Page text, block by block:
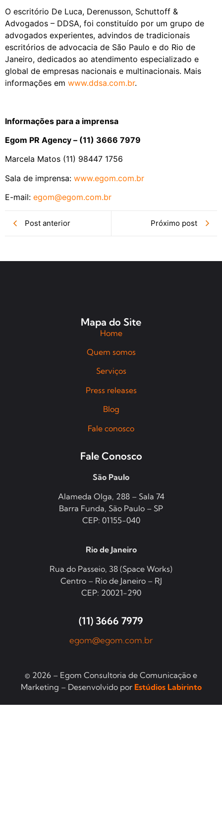
O escritório De Luca, Derenusson, Schuttoff &
Advogados – DDSA, foi constituído por um grupo de
advogados experientes, advindos de tradicionais
escritórios de advocacia de São Paulo e do Rio de
Janeiro, dedicados ao atendimento especializado e
global de empresas nacionais e multinacionais. Mais
informações em www.ddsa.com.br.
Informações para a imprensa
Egom PR Agency – (11) 3666 7979
Marcela Matos (11) 98447 1756
Sala de imprensa: www.egom.com.br
E-mail: egom@egom.com.br
Post anterior Próximo post
Mapa do Site
Home
Quem somos
Serviços
Press releases
Blog
Fale conosco
Fale Conosco
São Paulo
Alameda Olga, 288 – Sala 74
Barra Funda, São Paulo – SP
CEP: 01155-040
Rio de Janeiro
Rua do Passeio, 38 (Space Works)
Centro – Rio de Janeiro – RJ
CEP: 20021-290
(11) 3666 7979
egom@egom.com.br
© 2026 – Egom Consultoria de Comunicação e
Marketing – Desenvolvido por Estúdios Labirinto